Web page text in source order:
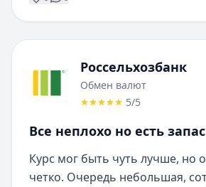
Россельхозбанк
Обмен валют
5/5
Все неплохо но есть запас
Курс мог быть чуть лучше, но
четко. Очередь небольшая,